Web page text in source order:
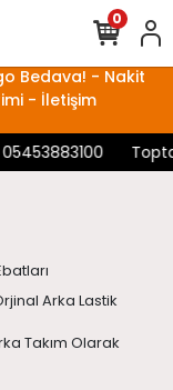
Bedava! - Nakit
- İletişim
0
Arka Lastik
Takım Olarak